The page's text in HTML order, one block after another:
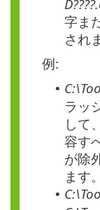
字ま
され
例:
•
ラッ
して
容す
が除
ます。
•